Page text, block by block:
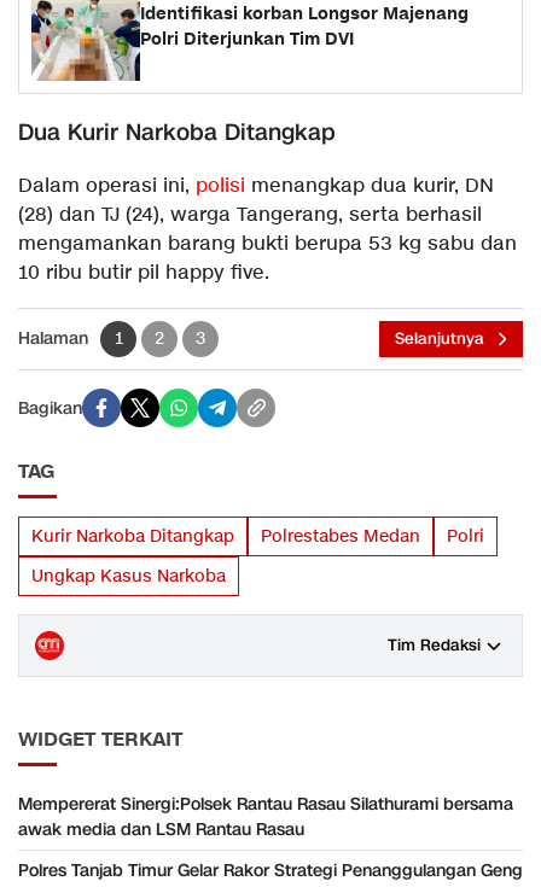
Identifikasi korban Longsor Majenang
Polri Diterjunkan Tim DVI
Dua Kurir Narkoba Ditangkap
Dalam operasi ini, polisi menangkap dua kurir, DN
(28) dan TJ (24), warga Tangerang, serta berhasil
mengamankan barang bukti berupa 53 kg sabu dan
10 ribu butir pil happy five.
Halaman 1 2 3 Selanjutnya
Bagikan
TAG
Kurir Narkoba Ditangkap Polrestabes Medan
Polri
Ungkap Kasus Narkoba
Tim Redaksi
WIDGET TERKAIT
Mempererat Sinergi:Polsek Rantau Rasau Silathurami bersama
awak media dan LSM Rantau Rasau
Polres Tanjab Timur Gelar Rakor Strategi Penanggulangan Geng